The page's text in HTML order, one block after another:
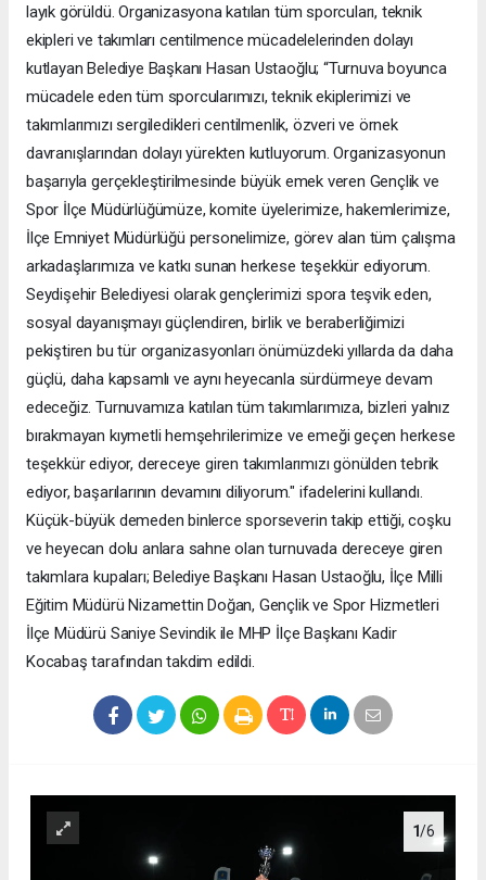
layık görüldü. Organizasyona katılan tüm sporcuları, teknik
ekipleri ve takımları centilmence mücadelelerinden dolayı
kutlayan Belediye Başkanı Hasan Ustaoğlu; “Turnuva boyunca
mücadele eden tüm sporcularımızı, teknik ekiplerimizi ve
takımlarımızı sergiledikleri centilmenlik, özveri ve örnek
davranışlarından dolayı yürekten kutluyorum. Organizasyonun
başarıyla gerçekleştirilmesinde büyük emek veren Gençlik ve
Spor İlçe Müdürlüğümüze, komite üyelerimize, hakemlerimize,
İlçe Emniyet Müdürlüğü personelimize, görev alan tüm çalışma
arkadaşlarımıza ve katkı sunan herkese teşekkür ediyorum.
Seydişehir Belediyesi olarak gençlerimizi spora teşvik eden,
sosyal dayanışmayı güçlendiren, birlik ve beraberliğimizi
pekiştiren bu tür organizasyonları önümüzdeki yıllarda da daha
güçlü, daha kapsamlı ve aynı heyecanla sürdürmeye devam
edeceğiz. Turnuvamıza katılan tüm takımlarımıza, bizleri yalnız
bırakmayan kıymetli hemşehrilerimize ve emeği geçen herkese
teşekkür ediyor, dereceye giren takımlarımızı gönülden tebrik
ediyor, başarılarının devamını diliyorum." ifadelerini kullandı.
Küçük-büyük demeden binlerce sporseverin takip ettiği, coşku
ve heyecan dolu anlara sahne olan turnuvada dereceye giren
takımlara kupaları; Belediye Başkanı Hasan Ustaoğlu, İlçe Milli
Eğitim Müdürü Nizamettin Doğan, Gençlik ve Spor Hizmetleri
İlçe Müdürü Saniye Sevindik ile MHP İlçe Başkanı Kadir
Kocabaş tarafından takdim edildi.
1/6